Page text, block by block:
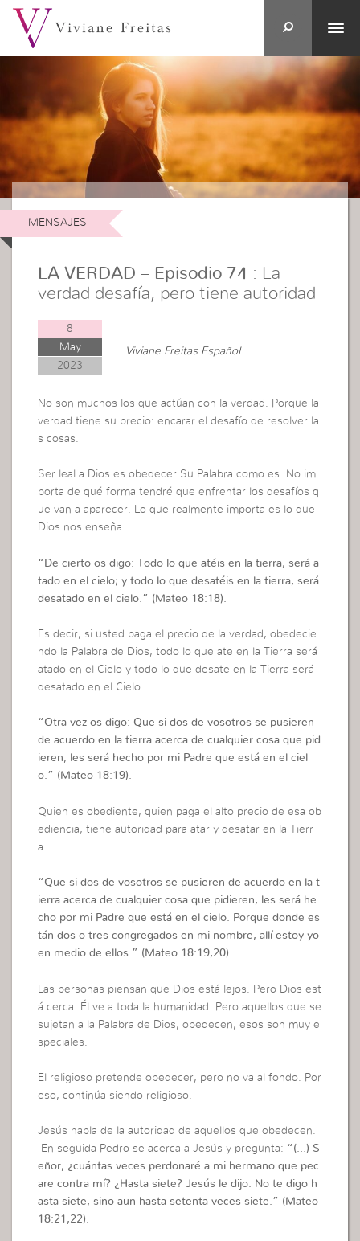
MENSAJES
LA VERDAD – Episodio 74 : La
verdad desafía, pero tiene autoridad
8
May
2023
Viviane Freitas Español
No son muchos los que actúan con la verdad. Porque la
verdad tiene su precio: encarar el desafío de resolver la
s cosas.
Ser leal a Dios es obedecer Su Palabra como es. No im
porta de qué forma tendré que enfrentar los desafíos q
ue van a aparecer. Lo que realmente importa es lo que
Dios nos enseña.
“ De cierto os digo: Todo lo que atéis en la tierra, será a
tado en el cielo; y todo lo que desatéis en la tierra, será
desatado en el cielo.” (Mateo 18:18).
Es decir, si usted paga el precio de la verdad, obedecie
ndo la Palabra de Dios, todo lo que ate en la Tierra será
atado en el Cielo y todo lo que desate en la Tierra será
desatado en el Cielo.
“ Otra vez os digo: Que si dos de vosotros se pusieren
de acuerdo en la tierra acerca de cualquier cosa que pid
ieren, les será hecho por mi Padre que está en el ciel
o.” (Mateo 18:19).
Quien es obediente, quien paga el alto precio de esa ob
ediencia, tiene autoridad para atar y desatar en la Tierr
a.
“ Que si dos de vosotros se pusieren de acuerdo en la t
ierra acerca de cualquier cosa que pidieren, les será he
cho por mi Padre que está en el cielo. Porque donde es
tán dos o tres congregados en mi nombre, allí estoy yo
en medio de ellos.” (Mateo 18:19,20).
Las personas piensan que Dios está lejos. Pero Dios est
á cerca. Él ve a toda la humanidad. Pero aquellos que se
sujetan a la Palabra de Dios, obedecen, esos son muy e
speciales.
El religioso pretende obedecer, pero no va al fondo. Por
eso, continúa siendo religioso.
Jesús habla de la autoridad de aquellos que obedecen.
En seguida Pedro se acerca a Jesús y pregunta: “(…) S
eñor, ¿cuántas veces perdonaré a mi hermano que pec
are contra mí? ¿Hasta siete? Jesús le dijo: No te digo h
asta siete, sino aun hasta setenta veces siete.” (Mateo
18:21,22).